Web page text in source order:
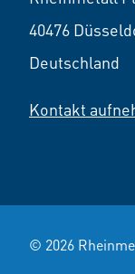
40476
Deutschland
Kontakt
© 2026